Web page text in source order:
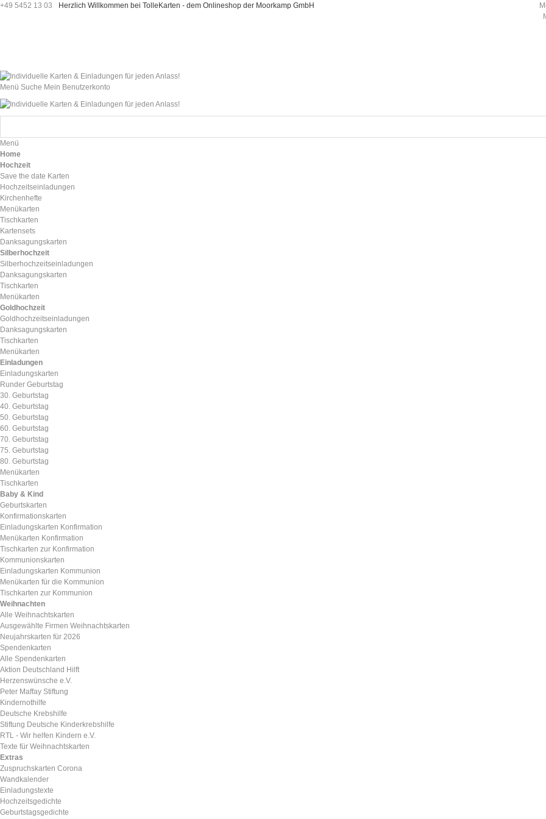
+49 5452 13 03 Herzlich Willkommen bei TolleKarten - dem Onlineshop der Moorkamp GmbH
Menü Suche Mein Benutzerkonto
Menü
Home
Hochzeit
Save the date Karten
Hochzeitseinladungen
Kirchenhefte
Menükarten
Tischkarten
Kartensets
Danksagungskarten
Silberhochzeit
Silberhochzeitseinladungen
Danksagungskarten
Tischkarten
Menükarten
Goldhochzeit
Goldhochzeitseinladungen
Danksagungskarten
Tischkarten
Menükarten
Einladungen
Einladungskarten
Runder Geburtstag
30. Geburtstag
40. Geburtstag
50. Geburtstag
60. Geburtstag
70. Geburtstag
75. Geburtstag
80. Geburtstag
Menükarten
Tischkarten
Baby & Kind
Geburtskarten
Konfirmationskarten
Einladungskarten Konfirmation
Menükarten Konfirmation
Tischkarten zur Konfirmation
Kommunionskarten
Einladungskarten Kommunion
Menükarten für die Kommunion
Tischkarten zur Kommunion
Weihnachten
Alle Weihnachtskarten
Ausgewählte Firmen Weihnachtskarten
Neujahrskarten für 2026
Spendenkarten
Alle Spendenkarten
Aktion Deutschland Hilft
Herzenswünsche e.V.
Peter Maffay Stiftung
Kindernothilfe
Deutsche Krebshilfe
Stiftung Deutsche Kinderkrebshilfe
RTL - Wir helfen Kindern e.V.
Texte für Weihnachtskarten
Extras
Zuspruchskarten Corona
Wandkalender
Einladungstexte
Hochzeitsgedichte
Geburtstagsgedichte